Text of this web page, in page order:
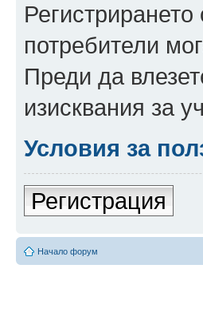
потребители
Преди да
изисквания за
Условия за
Регистрация
Начало форум